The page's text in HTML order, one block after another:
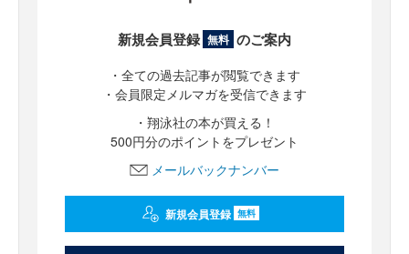
新規会員登録 無料 のご案内
・全ての過去記事が閲覧できます
・会員限定メルマガを受信できます
・翔泳社の本が買える！
500円分のポイントをプレゼント
メールバックナンバー
新規会員登録 無料